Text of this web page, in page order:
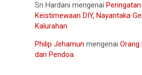
Sri Hardani mengenai
Keistimewaan DIY, Nayantaka
Kalurahan
Philip Jehamun mengenaiOrang
dan Pendoa